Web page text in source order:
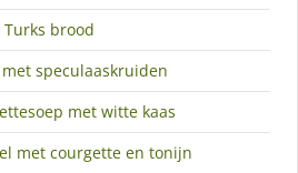
Turks brood
speculaaskruiden
met witte kaas
met courgette en tonijn